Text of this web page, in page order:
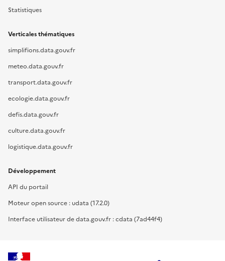
Statistiques
Verticales thématiques
simplifions.data.gouv.fr
meteo.data.gouv.fr
transport.data.gouv.fr
ecologie.data.gouv.fr
defis.data.gouv.fr
culture.data.gouv.fr
logistique.data.gouv.fr
Développement
API du portail
Moteur open source : udata (17.2.0)
Interface utilisateur de data.gouv.fr : cdata (7ad44f4)